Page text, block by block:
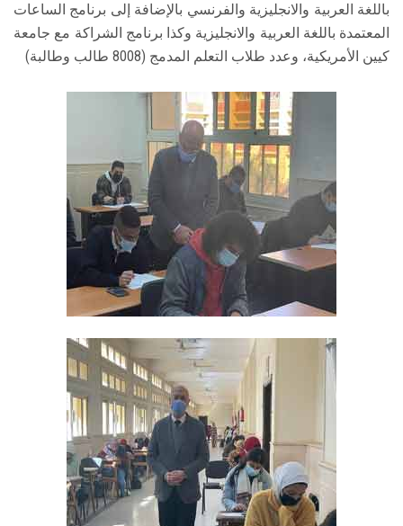
باللغة العربية والانجليزية والفرنسي بالإضافة إلى برنامج الساعات
المعتمدة باللغة العربية والانجليزية وكذا برنامج الشراكة مع جامعة
كيين الأمريكية، وعدد طلاب التعلم المدمج (8008 طالب وطالبة)